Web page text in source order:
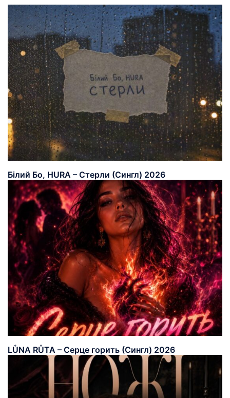
Білий Бо, HURA – Стерли (Сингл) 2026
LŮNA RŮTA – Серце горить (Сингл) 2026